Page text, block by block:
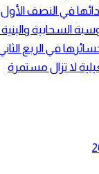
السحابية والبنية
لا تزال مستمرة